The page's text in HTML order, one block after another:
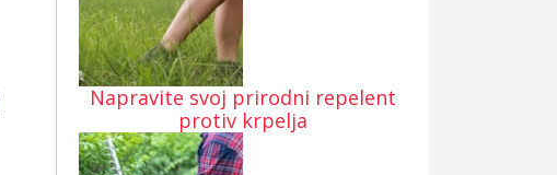
Napravite svoj prirodni repelent
protiv krpelja